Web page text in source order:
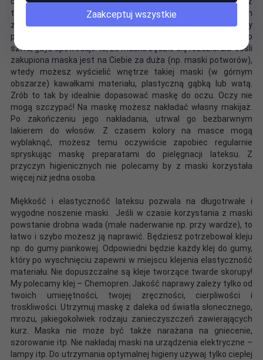
temu zaradzić nacinając maskę na specjalnym szwie. Szew ten
znajdziesz w tylniej części maski (na szyi). Jest on oznaczony
piktogramem nożyczek. Nie nacinaj maski poza obszarem tego
szwu, gdyż spowoduje to, że maska będzie się rozdzierała. Jeśli
zakupiona maska jest na Ciebie za duża (np. maski potworów),
wtedy możesz wyścielić wnętrze takiej maski (w górnym
obszarze) kawałkami materiału, plastyczną gąbką lub watą.
Zrób to tak by idealnie dopasować maskę do oczu. Oczy nie
mogą szczypać! Na maskę możesz nakładać własny makijaż.
Po zakończeniu jego nakładania, utrwal go bezbarwnym
lakierem do włosów. Z czasem kolory na masce mogą
wyblaknąć, możesz temu oczywiście zapobiec regularnie
spryskując maskę preparatami do pielęgnacji lateksu. Z
przyczyn higienicznych nie polecamy by z maski korzystała
więcej niż jedna osoba.
Miękkość i elastyczność lateksu pozwala na długotrwałe i
wygodne noszenie maski. Jeśli w czasie korzystania z maski
powstanie drobna wada (małe naderwanie np. przy wardze), to
łatwo i szybo możesz ją naprawić. Będziesz potrzebował kleju
np. do gumy piankowej. Odpowiedni będzie każdy klej do gumy,
który po wyschnięciu zapewni w miejscu klejenia elastyczność
materiału. Nie dopuszczalne są kleje tworzące twarde skorupy!
My polecamy klej – Chemopren. Jakość naprawy zależy tylko od
twoich umiejętności, twojej zręczności, cierpliwości i
troskliwości. Utrzymuj maskę z daleka od światła słonecznego,
mrozu, jakiegokolwiek rodzaju zanieczyszczeń zawierających
kurz. Maska nie może być także narażana na gniecenie,
szorowanie itp. Nie nakładaj maski na urządzenia elektryczne –
lampy itp. Do utrzymania optymalnej higieny używaj tylko ciepłej
Zaakceptuj wszystkie